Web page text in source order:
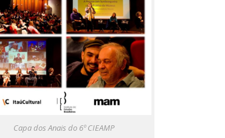
Capa dos Anais do 6º CIEAMP